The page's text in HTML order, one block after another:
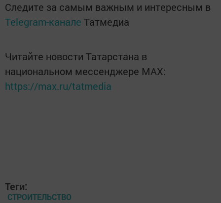
Следите за самым важным и интересным в
Telegram-канале Татмедиа
Читайте новости Татарстана в
национальном мессенджере MАХ:
https://max.ru/tatmedia
Теги:
СТРОИТЕЛЬСТВО